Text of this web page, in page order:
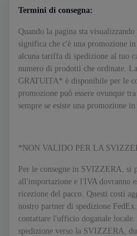
Termini di consegna:
Quando la pagina sta
significa che c'è una promozione
alcuna tariffa di spedizione al tuo
numero di prodotti che ordinate.
GRATUITA* è disponibile per le
promozione può essere ovunque
sempre se esiste una promozione
*NON VALIDO PER LA
Per le consegne in SVIZZERA, si
all'importazione e l'IVA dovranno
ricezione del pacco. Questi costi
nostro partner di spedizione
contattare l'ufficio doganale locale.
spedizione verso la SVIZZERA,